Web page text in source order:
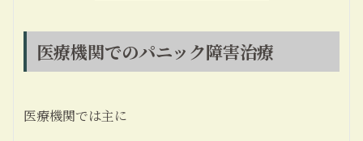
医療機関でのパニック障害治療
医療機関では主に